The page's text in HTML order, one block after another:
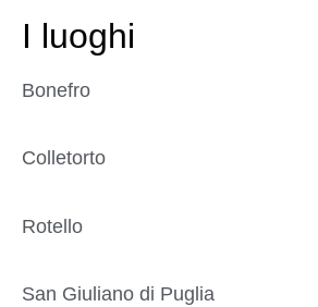
I luoghi
Bonefro
Colletorto
Rotello
San Giuliano di Puglia